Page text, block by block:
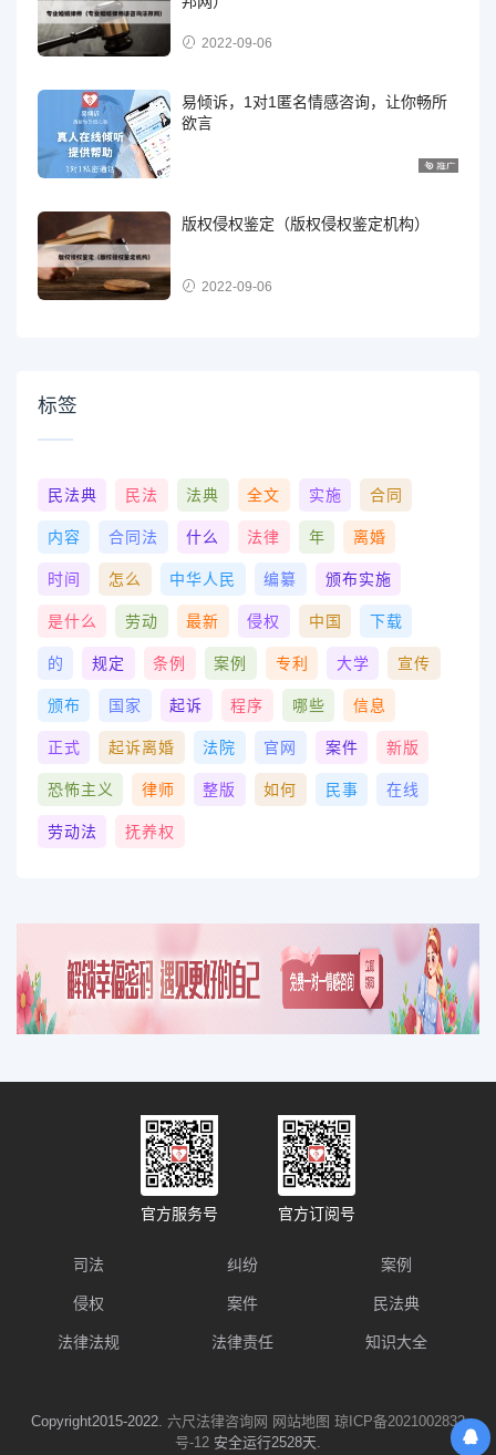
2022-09-06
易倾诉，1对1匿名情感咨询，让你畅所
欲言
版权侵权鉴定（版权侵权鉴定机构）
2022-09-06
标签
民法典 民法 法典 全文 实施 合同
内容 合同法 什么 法律 年 离婚
时间 怎么 中华人民 编纂 颁布实施
是什么 劳动 最新 侵权 中国 下载
的 规定 条例 案例 专利 大学 宣传
颁布 国家 起诉 程序 哪些 信息
正式 起诉离婚 法院 官网 案件 新版
恐怖主义 律师 整版 如何 民事 在线
劳动法 抚养权
官方服务号 官方订阅号
司法 纠纷 案例
侵权 案件 民法典
法律法规 法律责任 知识大全
Copyright2015-2022. 六尺法律咨询网 网站地图 琼ICP备2021002832
号-12 安全运行2528天.